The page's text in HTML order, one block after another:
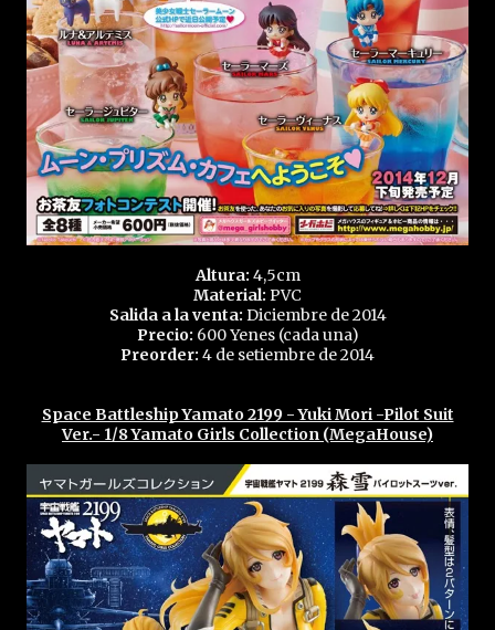
Altura: 4,5cm
Material: PVC
Salida a la venta: Diciembre de 2014
Precio: 600 Yenes (cada una)
Preorder: 4 de setiembre de 2014
Space Battleship Yamato 2199 - Yuki Mori -Pilot Suit
Ver.- 1/8 Yamato Girls Collection (MegaHouse)